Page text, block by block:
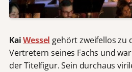
KaiWessel gehört zweifellos zu
Vertretern seines Fachs und
der Titelfigur. Sein durchaus